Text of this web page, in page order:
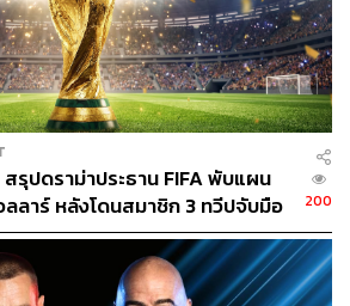
รุปดราม่าประธาน FIFA พับแผน
ลาร์ หลังโดนสมาชิก 3 ทวีปจับมือ
200